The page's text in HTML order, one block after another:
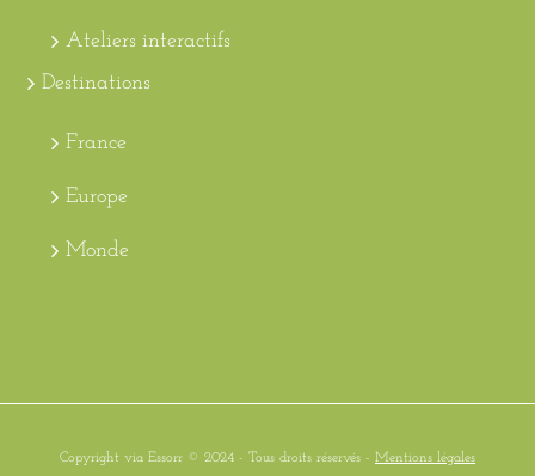
Ateliers interactifs
Destinations
France
Europe
Monde
Copyright via Essorr © 2024 - Tous droits réservés - Mentions légales